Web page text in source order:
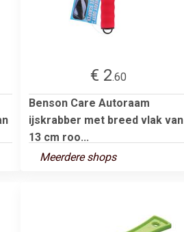
€ 2.60
Benson Care Autoraam
ijskrabber met breed vlak van
13 cm roo...
Meerdere shops